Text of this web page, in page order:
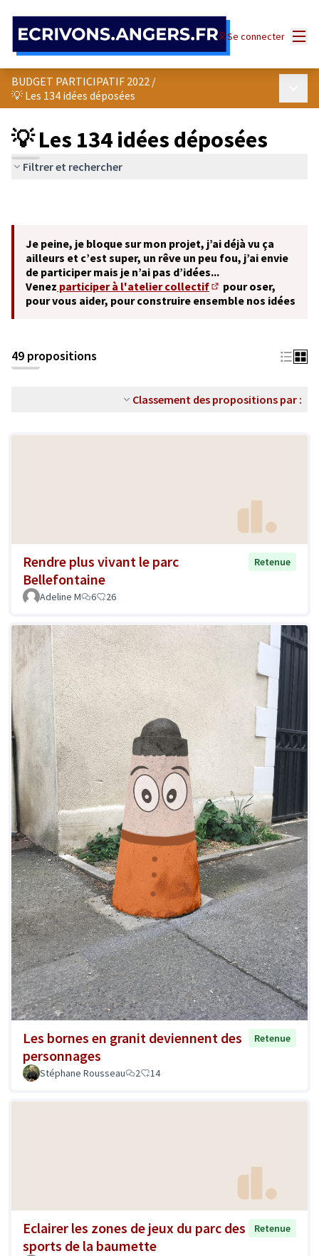
Se connecter
BUDGET PARTICIPATIF 2022 /
💡 Les 134 idées déposées
💡 Les 134 idées déposées
Filtrer et rechercher
Je peine, je bloque sur mon projet, j’ai déjà vu ça
ailleurs et c’est super, un rêve un peu fou, j’ai envie
de participer mais je n’ai pas d’idées...
Venez participer à l'atelier collectif
(S'ouvre dans un
pour oser,
pour vous aider, pour construire ensemble nos idées
49 propositions
Classement des propositions par :
Rendre plus vivant le parc
Bellefontaine
Retenue
Adeline M 6 26
Les bornes en granit deviennent des
personnages
Retenue
Stéphane Rousseau 2 14
Eclairer les zones de jeux du parc des
sports de la baumette
Retenue